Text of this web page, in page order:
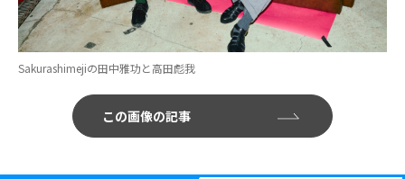
Sakurashimejiの田中雅功と高田彪我
この画像の記事